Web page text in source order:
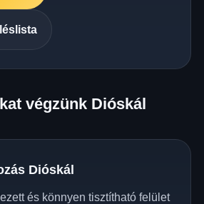
végzünk Dióskál
Dióskál
és könnyen tisztítható felület